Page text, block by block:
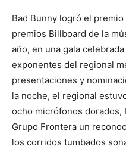
Bad Bunny logró el
premios Billboard de la
año, en una gala
exponentes del regional
presentaciones y
la noche, el regional
ocho micrófonos dorados,
Grupo Frontera un
los corridos tumbados